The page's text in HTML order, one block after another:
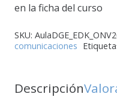
en la ficha del curso
SKU:
comunicaciones
Descripción